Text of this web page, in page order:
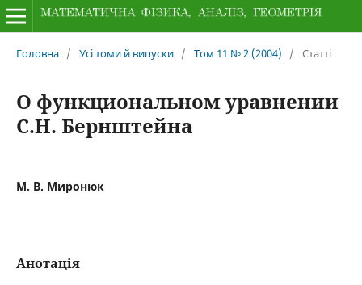
Головна / Усі томи й випуски / Том 11 № 2 (2004) / Статті
О функциональном уравнении
С.Н. Бернштейна
М. В. Миронюк
Анотація